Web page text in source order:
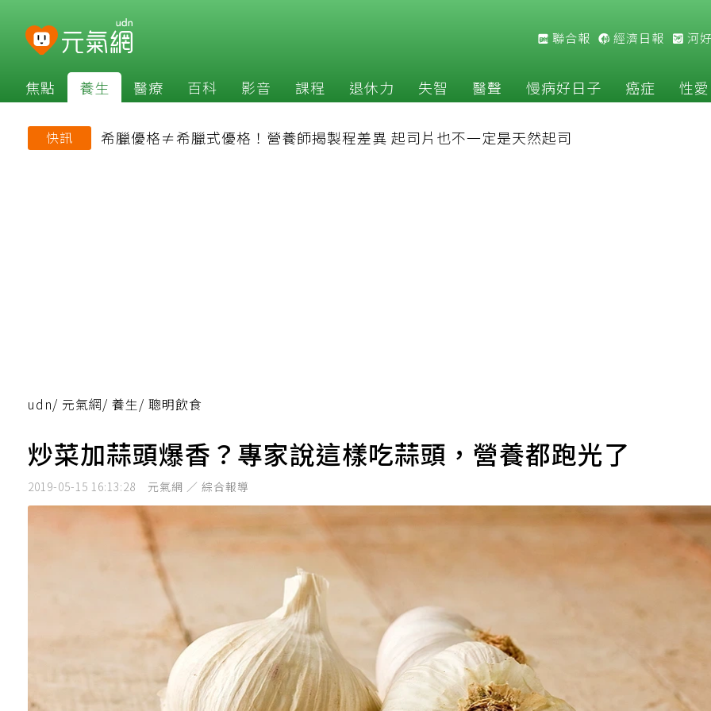
聯合報 經濟日報 河
焦點 養生 醫療 百科 影音 課程 退休力 失智 醫聲 慢病好日子 癌症 性愛
快訊 希臘優格≠希臘式優格！營養師揭製程差異 起司片也不一定是天然起司
udn/ 元氣網/ 養生/ 聰明飲食
炒菜加蒜頭爆香？專家說這樣吃蒜頭，營養都跑光了
2019-05-15 16:13:28 元氣網 ／ 綜合報導